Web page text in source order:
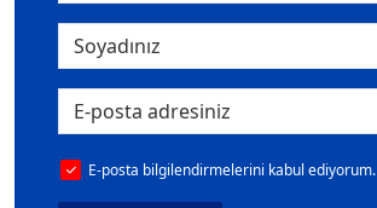
E-posta bilgilendirmelerini kabul ediyorum.